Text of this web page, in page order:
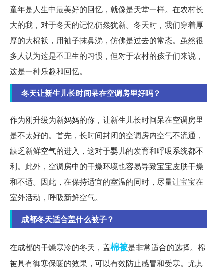
童年是人生中最美好的回忆，就像是天堂一样。在农村长
大的我，对于冬天的记忆仍然犹新。冬天时，我们穿着厚
厚的大棉袄，用袖子抹鼻涕，仿佛是过去的常态。虽然很
多人认为这是不卫生的习惯，但对于农村的孩子们来说，
这是一种乐趣和回忆。
冬天让新生儿长时间呆在空调房里好吗？
作为刚升级为新妈妈的你，让新生儿长时间呆在空调房里
是不太好的。首先，长时间封闭的空调房内空气不流通，
缺乏新鲜空气的进入，这对于婴儿的发育和呼吸系统都不
利。此外，空调房中的干燥环境也容易导致宝宝皮肤干燥
和不适。因此，在保持适宜的室温的同时，尽量让宝宝在
室外活动，呼吸新鲜空气。
成都冬天适合盖什么被子？
在成都的干燥寒冷的冬天，盖棉被是非常适合的选择。棉
被具有御寒保暖的效果，可以有效防止感冒和受寒。尤其